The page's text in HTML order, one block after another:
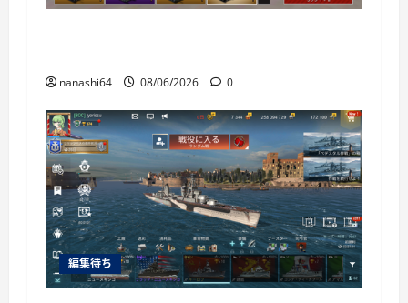
nanashi64 08/06/2026 0
編集待ち